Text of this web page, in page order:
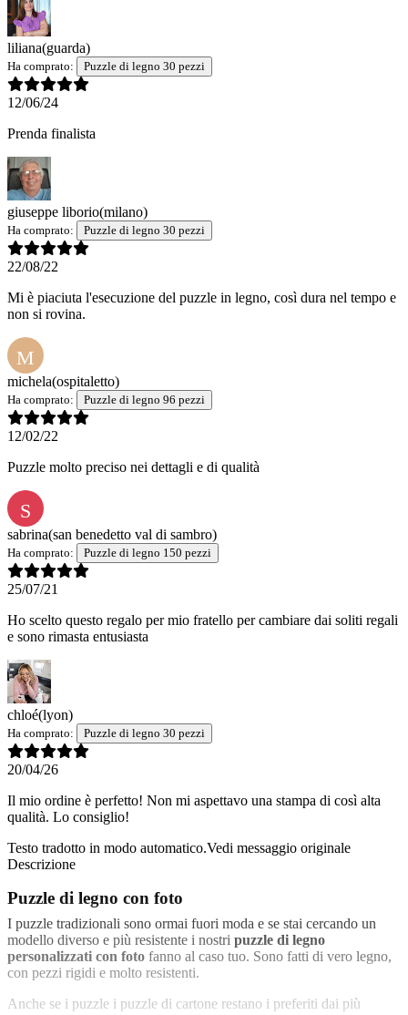
liliana(guarda)
Ha comprato: Puzzle di legno 30 pezzi
12/06/24
Prenda finalista
giuseppe liborio(milano)
Ha comprato: Puzzle di legno 30 pezzi
22/08/22
Mi è piaciuta l'esecuzione del puzzle in legno, così dura nel tempo e
non si rovina.
M
michela(ospitaletto)
Ha comprato: Puzzle di legno 96 pezzi
12/02/22
Puzzle molto preciso nei dettagli e di qualità
S
sabrina(san benedetto val di sambro)
Ha comprato: Puzzle di legno 150 pezzi
25/07/21
Ho scelto questo regalo per mio fratello per cambiare dai soliti regali
e sono rimasta entusiasta
chloé(lyon)
Ha comprato: Puzzle di legno 30 pezzi
20/04/26
Il mio ordine è perfetto! Non mi aspettavo una stampa di così alta
qualità. Lo consiglio!
Testo tradotto in modo automatico.Vedi messaggio originale
Descrizione
Puzzle di legno con foto
I puzzle tradizionali sono ormai fuori moda e se stai cercando un
modello diverso e più resistente i nostri puzzle di legno
personalizzati con foto fanno al caso tuo. Sono fatti di vero legno,
con pezzi rigidi e molto resistenti.
Anche se i puzzle i puzzle di cartone restano i preferiti dai più